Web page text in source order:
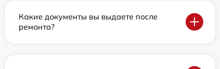
Какие документы вы выдаете после
ремонта?